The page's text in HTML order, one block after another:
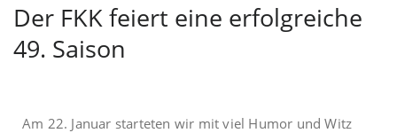
Der FKK feiert eine erfolgreiche
49. Saison
Am 22. Januar starteten wir mit viel Humor und Witz